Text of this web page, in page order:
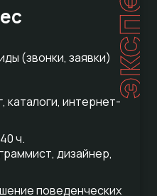
(звонки, заявки)
каталоги, интернет-
ч.
дизайнер,
поведенческих